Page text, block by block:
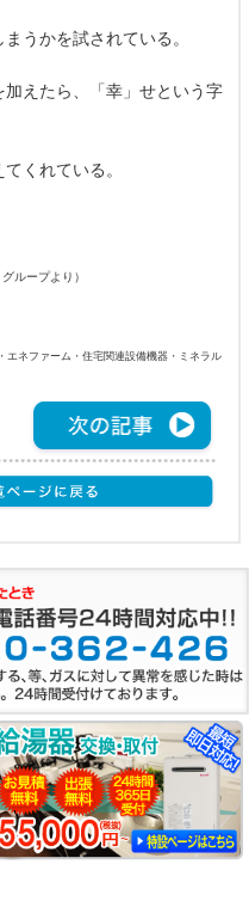
うかを試されている。
加えたら、「幸」せという字
くれている。
ループより）
エネファーム・住宅関連設備機器・ミネラル